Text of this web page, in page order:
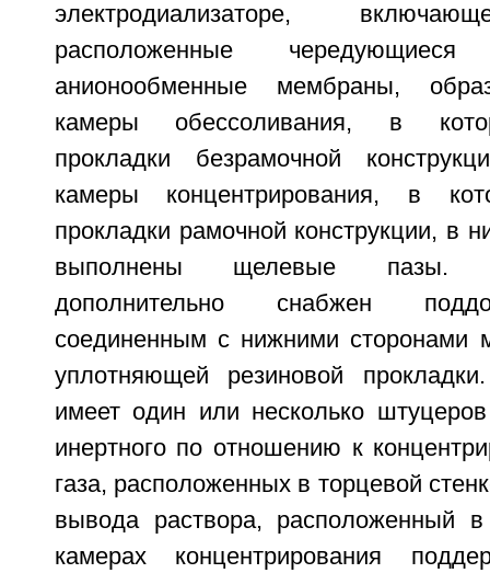
электродиализаторе,
расположенные чередующиеся
анионообменные мембраны,
камеры обессоливания, в
прокладки безрамочной
камеры концентрирования, в
прокладки рамочной конструкции, в
выполнены щелевые пазы.
дополнительно снабжен
соединенным с нижними
уплотняющей резиновой
имеет один или несколько
инертного по отношению к
газа, расположенных в торцевой
вывода раствора, расположенный
камерах концентрирования